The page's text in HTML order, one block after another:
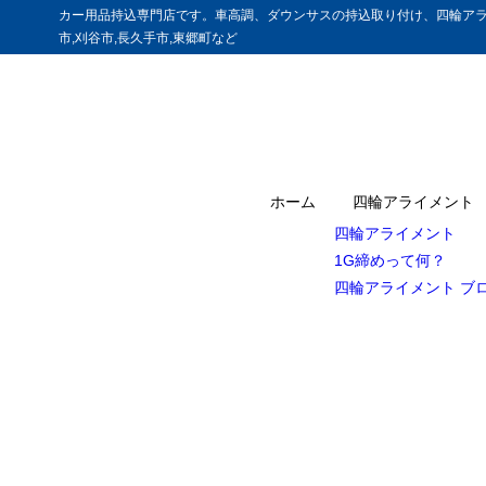
カー用品持込専門店です。車高調、ダウンサスの持込取り付け、四輪
市,刈谷市,長久手市,東郷町など
ホーム
四輪アライメント
四輪アライメント
1G締めって何？
四輪アライメント ブ